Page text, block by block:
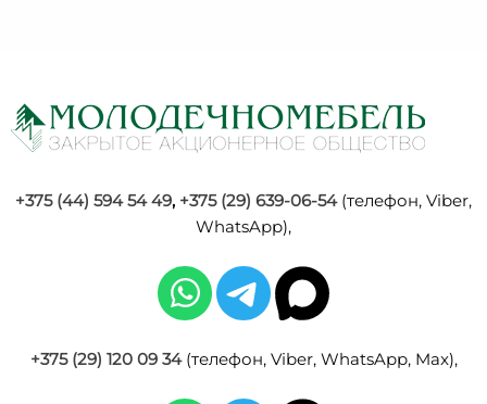
+375 (44) 594 54 49, +375 (29) 639-06-54(телефон, Viber,
WhatsApp),
+375 (29) 120 09 34(телефон, Viber, WhatsApp, Max),